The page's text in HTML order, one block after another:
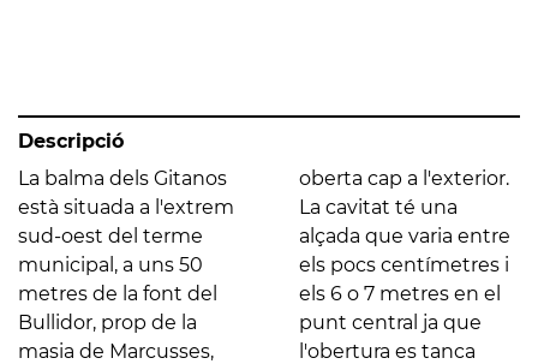
Descripció
La balma dels Gitanos
està situada a l'extrem
sud-oest del terme
municipal, a uns 50
metres de la font del
Bullidor, prop de la
masia de Marcusses,
oberta cap a l'exterior.
La cavitat té una
alçada que varia entre
els pocs centímetres i
els 6 o 7 metres en el
punt central ja que
l'obertura es tanca